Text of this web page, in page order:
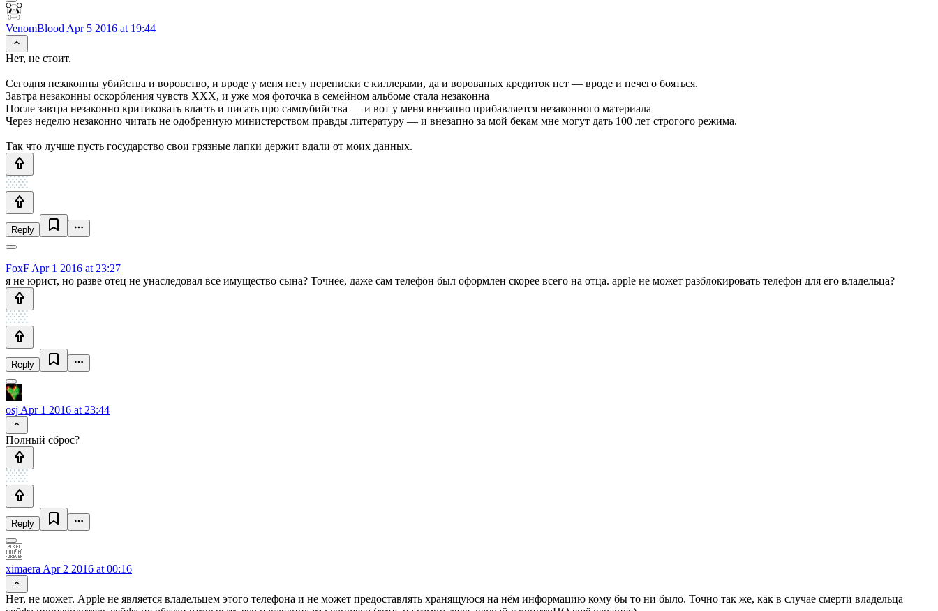
VenomBlood Apr 5 2016 at 19:44
Нет, не стоит.
Сегодня незаконны убийства и воровство, и вроде у меня нету переписки с киллерами, да и ворованых кредиток нет — вроде и нечего бояться.
Завтра незаконны оскорбления чувств ХХХ, и уже моя фоточка в семейном альбоме стала незаконна
После завтра незаконно критиковать власть и писать про самоубийства — и вот у меня внезапно прибавляется незаконного материала
Через неделю незаконно читать не одобренную министерством правды литературу — и внезапно за мой бекам мне могут дать 100 лет строгого режима.
Так что лучше пусть государство свои грязные лапки держит вдали от моих данных.
Reply
FoxF Apr 1 2016 at 23:27
я не юрист, но разве отец не унаследовал все имущество сына? Точнее, даже сам телефон был оформлен скорее всего на отца. apple не может разблокировать телефон для его владельца?
Reply
osj Apr 1 2016 at 23:44
Полный сброс?
Reply
ximaera Apr 2 2016 at 00:16
Нет, не может. Apple не является владельцем этого телефона и не может предоставлять хранящуюся на нём информацию кому бы то ни было. Точно так же, как в случае смерти владельца